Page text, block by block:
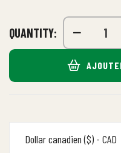
QUANTITY:
Dollar canadien ($) - CAD